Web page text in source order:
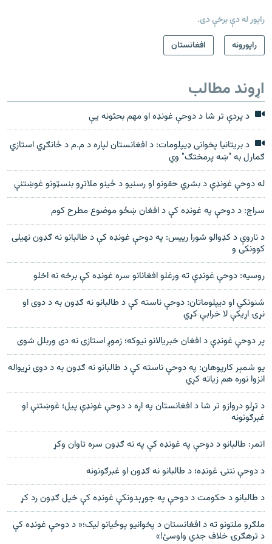
راپور له دې برخې دی.
راپورونه
افغانستان
اړوند مطالب
د پردې تر شا د دوحې غونډه او مهم بحثونه یې
د بریتانیا پخوانی ډيپلومات: د افغانستان لپاره د م.م د ځانګړي استازي
ګمارل به "ښه پرمختګ" وي
له دوحې غونډې د بشري حقونو او رسنیو د ځینو ملاتړو بنسټونو غوښتنې
سراج: د دوحې په غونډه کې د افغان ښځو موضوع مطرح کوم
د ناروې د کډوالو شورا رییس: په دوحې غونډه کې د طالبانو نه ګډون نهیلی
کوونکی و
روسیه: دوحې غونډې ته ورغلو افغانانو سره غونډه کې برخه نه اخلو
شنونکي او دیپلوماتان: دوحې ناسته کې د طالبانو نه ګډون به د دوی او
نړۍ اړیکې لا خرابې کړي
پر دوحې غونډې د افغان خبریالانو نیوکه؛ زموږ استازی نه دی وربلل شوی
یو شمېر کارپوهان: په دوحې ناسته کې د طالبانو نه ګډون به د دوی نړیواله
انزوا نوره هم زیاته کړي
د تړلو دروازو تر شا د افغانستان په اړه د دوحې غونډې پیل؛ غوښتنې او
غبرګونونه
اتمر: طالبانو د دوحې په غونډه کې په نه ګډون سره تاوان وکړ
د دوحې نننۍ غونډه؛ د طالبانو نه ګډون او غبرګونونه
د طالبانو د حکومت د دوحې په جوړېدونکې غونډه کې خپل ګډون رد کړ
ملګرو ملتونو ته د افغانستان د پخوانیو پوځیانو لیک؛« د دوحې غونډه کې
د ترهګرۍ خلاف جدي واوسئ!»